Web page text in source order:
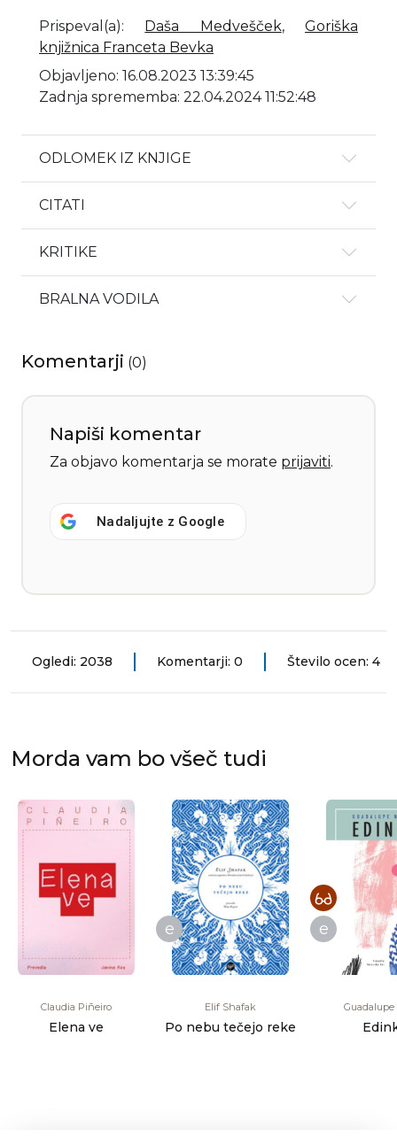
Prispeval(a): Daša Medvešček,Goriška
knjižnica Franceta Bevka
Objavljeno: 16.08.2023 13:39:45
Zadnja sprememba: 22.04.2024 11:52:48
ODLOMEK IZ KNJIGE
CITATI
KRITIKE
BRALNA VODILA
Komentarji (0)
Napiši komentar
Za objavo komentarja se morate prijaviti.
Nadaljujte z Google
Ogledi: 2038 Komentarji: 0 Število ocen: 4
Morda vam bo všeč tudi
Claudia Piñeiro
Elena ve
e
Elif Shafak
Po nebu tečejo reke
e